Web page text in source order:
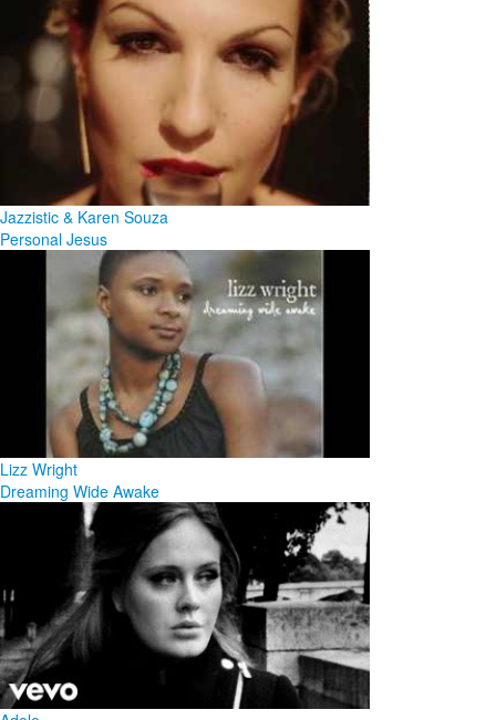
Jazzistic & Karen Souza
Personal Jesus
Lizz Wright
Dreaming Wide Awake